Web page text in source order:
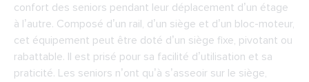
confort des seniors pendant leur déplacement d’un étage
à l’autre. Composé d’un rail, d’un siège et d’un bloc-moteur,
cet équipement peut être doté d’un siège fixe, pivotant ou
rabattable. Il est prisé pour sa facilité d’utilisation et sa
praticité. Les seniors n’ont qu’à s’asseoir sur le siège,